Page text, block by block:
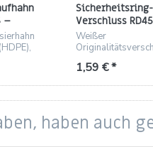
–
Sicherheitsring-
Verschluss RD45
(ND45), weiß,
Weißer
für 2–10 L Kanister,
1,59 € *
haben auch